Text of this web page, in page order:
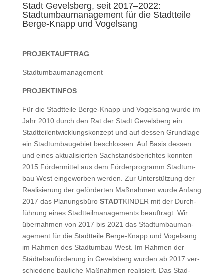
Stadt Gevelsberg, seit 2017–2022:
Stadtumbaumanagement für die Stadtteile
Berge-Knapp und Vogelsang
PROJEKTAUFTRAG
Stad­tum­bau­man­age­ment
PROJEKTINFOS
Für die Stadt­teile Berge-Knapp und Vogel­sang wurde im
Jahr 2010 durch den Rat der Stadt Gevels­berg ein
Stadt­teilen­twick­lungskonzept und auf dessen Grund­lage
ein Stad­tum­bauge­bi­et beschlossen. Auf Basis dessen
und eines aktu­al­isierten Sach­stands­bericht­es kon­nten
2015 För­der­mit­tel aus dem Förder­pro­gramm Stad­tum­
bau West einge­wor­ben wer­den. Zur Unter­stützung der
Real­isierung der geförderten Maß­nah­men wurde Anfang
2017 das Pla­nungs­büro STADTKINDER mit der Durch­
führung eines Stadt­teil­man­age­ments beauf­tragt. Wir
über­nah­men von 2017 bis 2021 das Stad­tum­bau­man­
age­ment für die Stadt­teile Berge-Knapp und Vogel­sang
im Rah­men des Stad­tum­bau West. Im Rah­men der
Städte­bauförderung in Gevels­berg wur­den ab 2017 ver­
schiedene bauliche Maß­nah­men real­isiert. Das Stad­